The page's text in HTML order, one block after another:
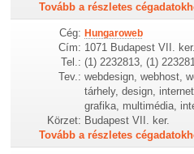
Tovább a részletes
Cég: Hungaroweb
Cím: 1071 Budapest VII.
Tel.: (1) 2232813, (1)
Tev.: webdesign, webhost,
tárhely, design,
grafika, multimédia,
Körzet: Budapest VII. ker.
Tovább a részletes